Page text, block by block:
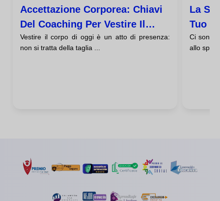
Accettazione Corporea: Chiavi
Del Coaching Per Vestire Il
Corpo Che Hai Oggi
Vestire il corpo di oggi è un atto di presenza:
non si tratta della taglia ...
La
Tuo
Ti
Ci sono
allo